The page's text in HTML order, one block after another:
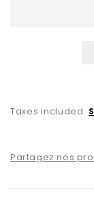
Taxes included.
Partagez nos